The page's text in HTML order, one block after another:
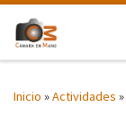
Saltar al contenido
Inicio »Actividades »